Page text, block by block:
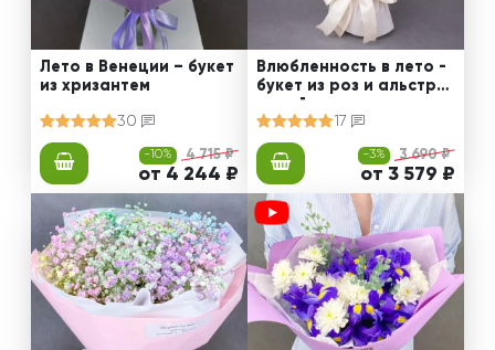
Лето в Венеции – букет
из хризантем
30
-10% 4 715 ₽
от 4 244 ₽
Влюбленность в лето -
букет из роз и альстро
мерий
17
-3% 3 690 ₽
от 3 579 ₽